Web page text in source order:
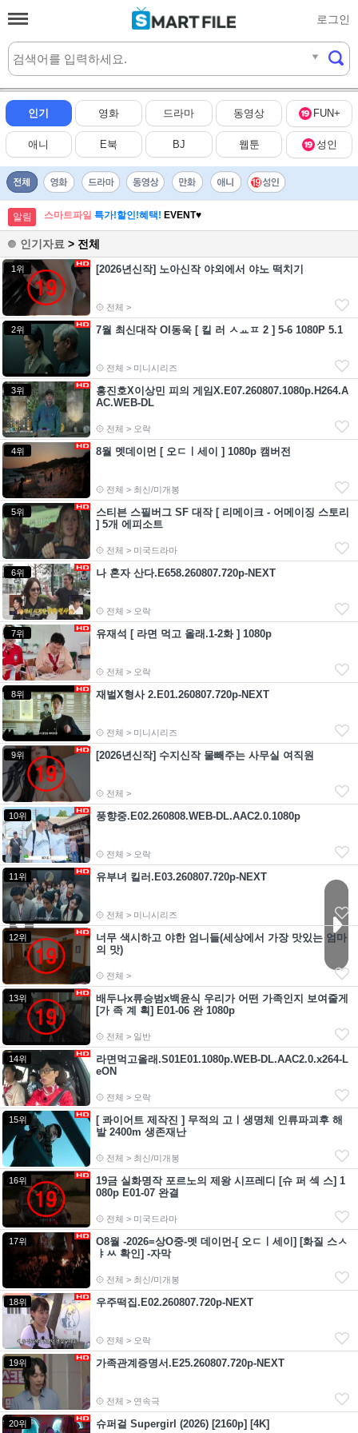
로그인
실시간HOT
인기 영화 드라마 동영상 FUN+
애니 E북 BJ 웹툰 성인
알림 스마트파일 특가!할인!혜택! EVENT♥
인기자료 > 전체
1위 [2026년신작] 노아신작 야외에서 야노 떡치기
전체 >
2위 7월 최신대작 Ol동욱 [ 킬 러 ㅅㅛㅍ 2 ] 5-6 1080P 5.1
전체 > 미니시리즈
3위
홍진호X이상민 피의 게임X.E07.260807.1080p.H264.A
AC.WEB-DL
전체 > 오락
4위 8월 멧데이먼 [ 오ㄷㅣ세이 ] 1080p 캠버전
전체 > 최신/미개봉
5위
스티븐 스필버그 SF 대작 [ 리메이크 - 어메이징 스토리
] 5개 에피소트
전체 > 미국드라마
6위 나 혼자 산다.E658.260807.720p-NEXT
전체 > 오락
7위 유재석 [ 라면 먹고 올래.1-2화 ] 1080p
전체 > 오락
8위 재벌X형사 2.E01.260807.720p-NEXT
전체 > 미니시리즈
9위 [2026년신작] 수지신작 물빼주는 사무실 여직원
전체 >
10위 풍향중.E02.260808.WEB-DL.AAC2.0.1080p
전체 > 오락
11위 유부녀 킬러.E03.260807.720p-NEXT
전체 > 미니시리즈
12위
너무 색시하고 야한 엄니들(세상에서 가장 맛있는 엄마
의 맛)
전체 >
13위
배두나x류승범x백윤식 우리가 어떤 가족인지 보여줄게
[가 족 계 획] E01-06 완 1080p
전체 > 일반
14위
라면먹고올래.S01E01.1080p.WEB-DL.AAC2.0.x264-L
eON
전체 > 오락
15위
[ 콰이어트 제작진 ] 무적의 고ㅣ생명체 인류파괴후 해
발 2400m 생존재난
전체 > 최신/미개봉
16위
19금 실화명작 포르노의 제왕 시프레디 [슈 퍼 섹 스] 1
080p E01-07 완결
전체 > 미국드라마
17위
O8월 -2026=상O중-멧 데이먼-[ 오ㄷㅣ세이] [화질 스ㅅ
ㅑㅆ 확인] -자막
전체 > 최신/미개봉
18위 우주떡집.E02.260807.720p-NEXT
전체 > 오락
19위 가족관계증명서.E25.260807.720p-NEXT
전체 > 연속극
20위 슈퍼걸 Supergirl (2026) [2160p] [4K]